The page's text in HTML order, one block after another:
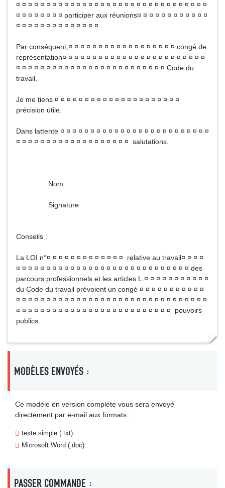
¤ ¤ ¤ ¤ ¤ ¤ ¤ ¤ ¤ ¤ ¤ ¤ ¤ ¤ ¤ ¤ ¤ ¤ ¤ ¤ ¤ ¤ ¤ ¤ ¤ ¤ ¤ ¤ ¤ ¤ ¤ ¤
¤ ¤ ¤ ¤ ¤ ¤ ¤ ¤ participer aux réunions¤ ¤ ¤ ¤ ¤ ¤ ¤ ¤ ¤ ¤ ¤ ¤
¤ ¤ ¤ ¤ ¤ ¤ ¤ ¤ ¤ ¤ ¤ ¤ ¤ ¤ .
Par conséquent,¤ ¤ ¤ ¤ ¤ ¤ ¤ ¤ ¤ ¤ ¤ ¤ ¤ ¤ ¤ ¤ ¤ ¤ congé de
représentation¤ ¤ ¤ ¤ ¤ ¤ ¤ ¤ ¤ ¤ ¤ ¤ ¤ ¤ ¤ ¤ ¤ ¤ ¤ ¤ ¤ ¤ ¤ ¤
¤ ¤ ¤ ¤ ¤ ¤ ¤ ¤ ¤ ¤ ¤ ¤ ¤ ¤ ¤ ¤ ¤ ¤ ¤ ¤ ¤ ¤ ¤ ¤ ¤ Code du
travail.
Je me tiens ¤ ¤ ¤ ¤ ¤ ¤ ¤ ¤ ¤ ¤ ¤ ¤ ¤ ¤ ¤ ¤ ¤ ¤ ¤ ¤ ¤
précision utile.
Dans lattente ¤ ¤ ¤ ¤ ¤ ¤ ¤ ¤ ¤ ¤ ¤ ¤ ¤ ¤ ¤ ¤ ¤ ¤ ¤ ¤ ¤ ¤ ¤ ¤ ¤
¤ ¤ ¤ ¤ ¤ ¤ ¤ ¤ ¤ ¤ ¤ ¤ ¤ ¤ ¤ ¤ ¤ ¤ ¤ salutations.
Nom
Signature
Conseils :
La LOI n°¤ ¤ ¤ ¤ ¤ ¤ ¤ ¤ ¤ ¤ ¤ ¤ ¤ relative au travail¤ ¤ ¤ ¤
¤ ¤ ¤ ¤ ¤ ¤ ¤ ¤ ¤ ¤ ¤ ¤ ¤ ¤ ¤ ¤ ¤ ¤ ¤ ¤ ¤ ¤ ¤ ¤ ¤ ¤ ¤ ¤ ¤ des
parcours professionnels et les articles L.¤ ¤ ¤ ¤ ¤ ¤ ¤ ¤ ¤ ¤ ¤
du Code du travail prévoient un congé ¤ ¤ ¤ ¤ ¤ ¤ ¤ ¤ ¤ ¤ ¤
¤ ¤ ¤ ¤ ¤ ¤ ¤ ¤ ¤ ¤ ¤ ¤ ¤ ¤ ¤ ¤ ¤ ¤ ¤ ¤ ¤ ¤ ¤ ¤ ¤ ¤ ¤ ¤ ¤ ¤ ¤ ¤
¤ ¤ ¤ ¤ ¤ ¤ ¤ ¤ ¤ ¤ ¤ ¤ ¤ ¤ ¤ ¤ ¤ ¤ ¤ ¤ ¤ ¤ ¤ ¤ ¤ ¤ pouvoirs
publics.
MODÈLES ENVOYÉS :
Ce modèle en version complète vous sera envoyé
directement par e-mail aux formats :
texte simple (.txt)
Microsoft Word (.doc)
PASSER COMMANDE :